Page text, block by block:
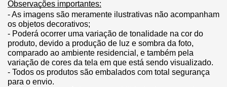
Observações importantes:
- As imagens são meramente ilustrativas não acompanham
os objetos decorativos;
- Poderá ocorrer uma variação de tonalidade na cor do
produto, devido a produção de luz e sombra da foto,
comparado ao ambiente residencial, e também pela
variação de cores da tela em que está sendo visualizado.
- Todos os produtos são embalados com total segurança
para o envio.